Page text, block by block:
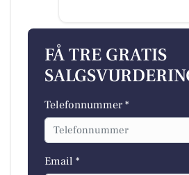
FÅ TRE GRATIS
Telefonnummer *
Email *